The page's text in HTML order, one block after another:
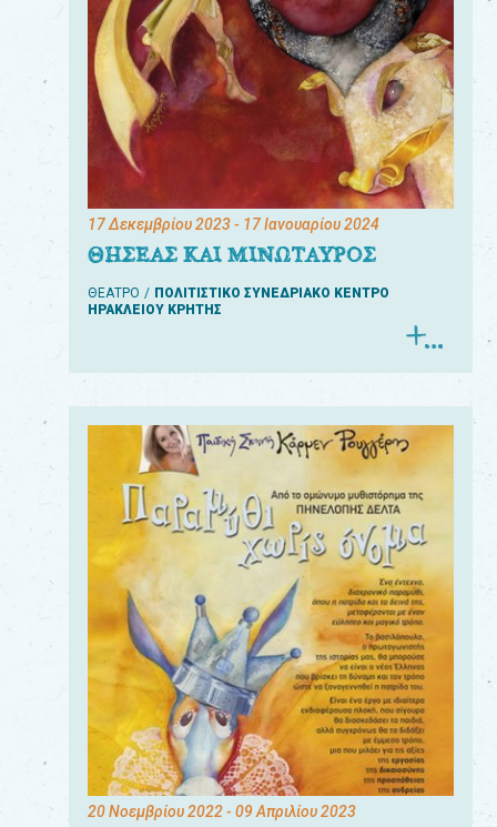
17 Δεκεμβρίου 2023- 17 Ιανουαρίου 2024
ΘΗΣΕΑΣ ΚΑΙ ΜΙΝΩΤΑΥΡΟΣ
ΘΕΑΤΡΟ
ΠΟΛΙΤΙΣΤΙΚΟ ΣΥΝΕΔΡΙΑΚΟ ΚΕΝΤΡΟ
ΗΡΑΚΛΕΙΟΥ ΚΡΗΤΗΣ
20 Νοεμβρίου 2022- 09 Απριλίου 2023